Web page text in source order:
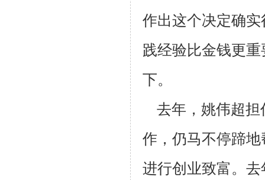
作出这个决定确
践经验比金钱更重
下。
去年，姚伟超担
作，仍马不停蹄
进行创业致富。